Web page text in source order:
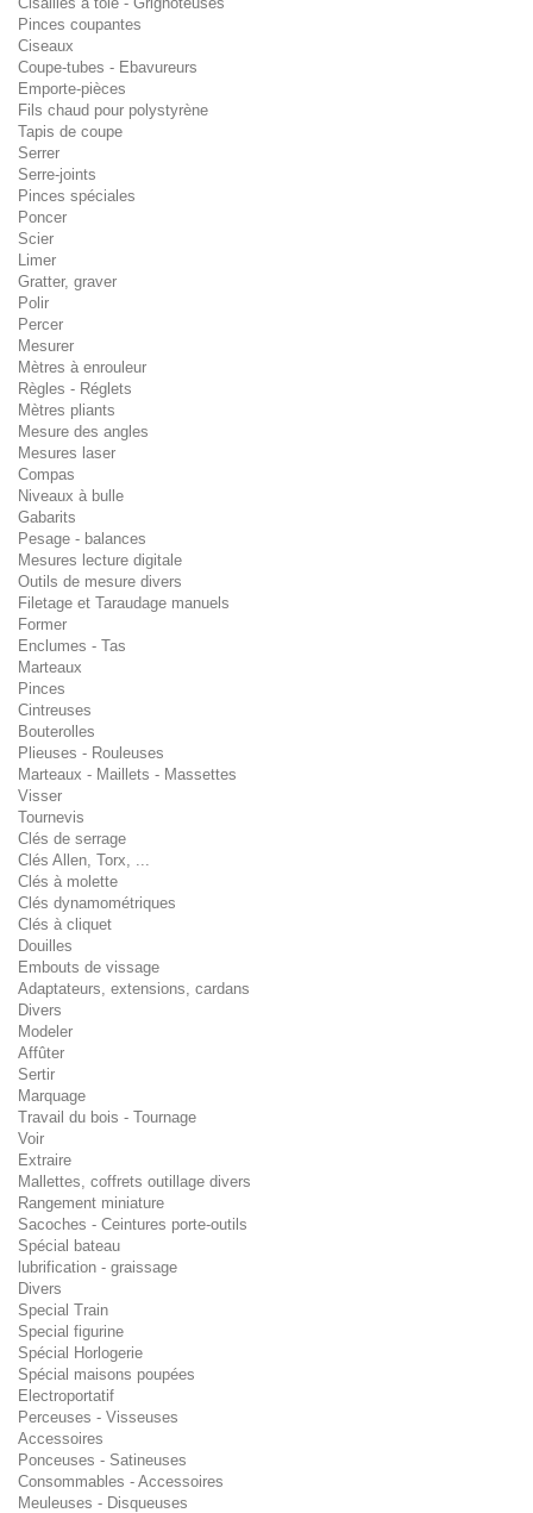
Pinces coupantes
Ciseaux
Coupe-tubes - Ebavureurs
Emporte-pièces
Fils chaud pour polystyrène
Tapis de coupe
Serrer
Serre-joints
Pinces spéciales
Poncer
Scier
Limer
Gratter, graver
Polir
Percer
Mesurer
Mètres à enrouleur
Règles - Réglets
Mètres pliants
Mesure des angles
Mesures laser
Compas
Niveaux à bulle
Gabarits
Pesage - balances
Mesures lecture digitale
Outils de mesure divers
Filetage et Taraudage manuels
Former
Enclumes - Tas
Marteaux
Pinces
Cintreuses
Bouterolles
Plieuses - Rouleuses
Marteaux - Maillets - Massettes
Visser
Tournevis
Clés de serrage
Clés Allen, Torx, ...
Clés à molette
Clés dynamométriques
Clés à cliquet
Douilles
Embouts de vissage
Adaptateurs, extensions, cardans
Divers
Modeler
Affûter
Sertir
Marquage
Travail du bois - Tournage
Voir
Extraire
Mallettes, coffrets outillage divers
Rangement miniature
Sacoches - Ceintures porte-outils
Spécial bateau
lubrification - graissage
Divers
Special Train
Special figurine
Spécial Horlogerie
Spécial maisons poupées
Electroportatif
Perceuses - Visseuses
Accessoires
Ponceuses - Satineuses
Consommables - Accessoires
Meuleuses - Disqueuses